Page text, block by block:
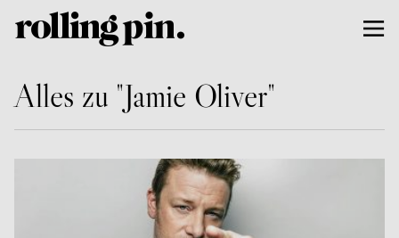
Alles zu "Jamie Oliver"